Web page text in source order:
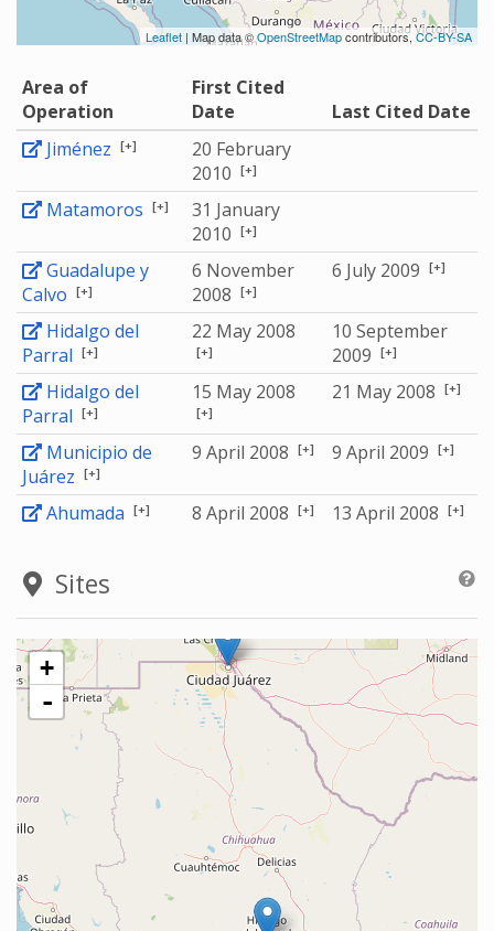
Leaflet | Map data ©OpenStreetMapcontributors, CC-BY-SA
Area of
Operation
First Cited
Date
Last Cited Date
Jiménez [+]
20 February
2010 [+]
Matamoros [+]
31 January
2010 [+]
Guadalupe y
Calvo [+]
6 November
2008 [+]
6 July 2009 [+]
Hidalgo del
Parral [+]
22 May 2008
[+]
10 September
2009 [+]
Hidalgo del
Parral [+]
15 May 2008
[+]
21 May 2008 [+]
Municipio de
Juárez [+]
9 April 2008 [+] 9 April 2009 [+]
Ahumada [+] 8 April 2008 [+] 13 April 2008 [+]
Sites
+
-